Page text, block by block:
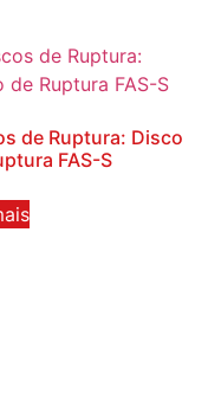
de Ruptura: Disco
FAS-S